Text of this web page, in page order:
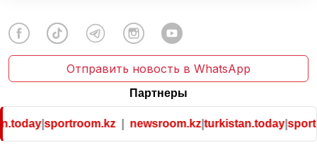
Отправить новость в WhatsApp
Партнеры
|sportroom.kz| newsroom.kz|turkistan.today|